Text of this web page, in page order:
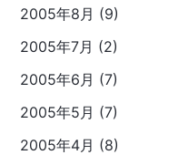
2005年8月 (9)
2005年7月 (2)
2005年6月 (7)
2005年5月 (7)
2005年4月 (8)